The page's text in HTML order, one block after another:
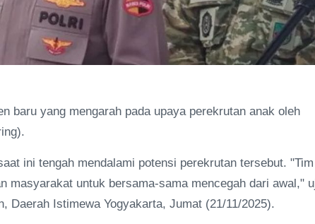
baru yang mengarah pada upaya perekrutan anak oleh
ini tengah mendalami potensi perekrutan tersebut. "Tim
masyarakat untuk bersama-sama mencegah dari awal,"
Daerah Istimewa Yogyakarta, Jumat (21/11/2025).